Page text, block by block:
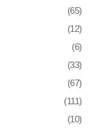
(65)
(12)
(6)
(33)
(67)
(111)
(10)